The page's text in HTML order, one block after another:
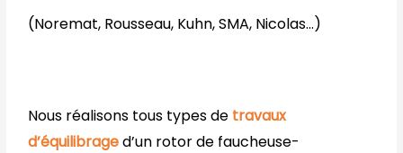
(Noremat, Rousseau, Kuhn, SMA, Nicolas…)
Nous réalisons tous types de travaux
d’équilibraged’un rotor de faucheuse-